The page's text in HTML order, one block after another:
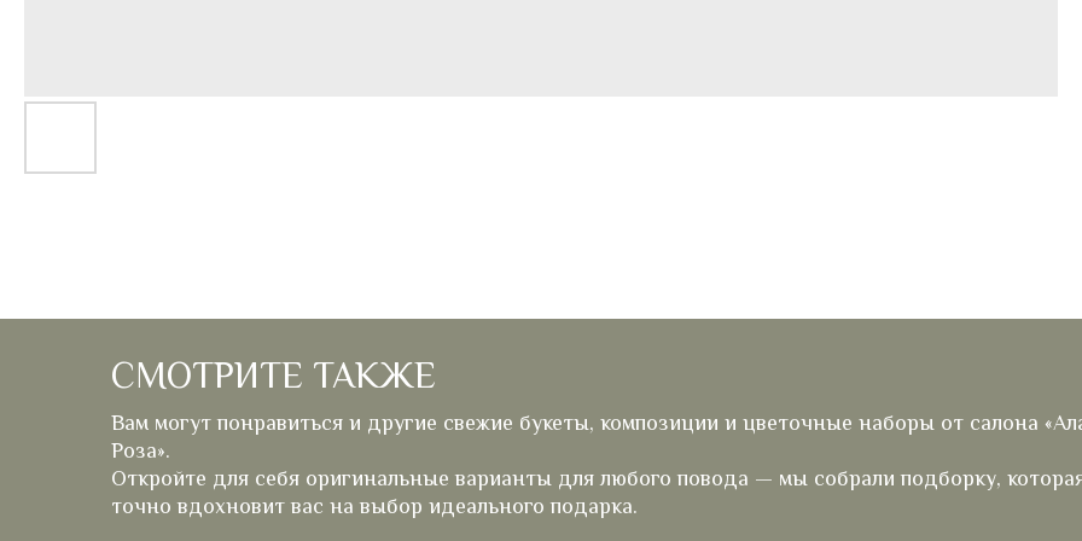
СМОТРИТЕ ТАКЖЕ
Вам могут понравиться и другие свежие букеты, композиции и цветочные наборы от салона
Роза».
Откройте для себя оригинальные варианты для любого повода — мы собрали подборку,
точно вдохновит вас на выбор идеального подарка.